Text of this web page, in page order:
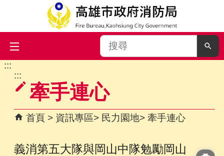
跳到主要內容區塊
搜
尋
:::
:::
牽手連心
首頁 資訊專區 民力園地 牽手連心
義消第五大隊與岡山中隊勉勵岡山